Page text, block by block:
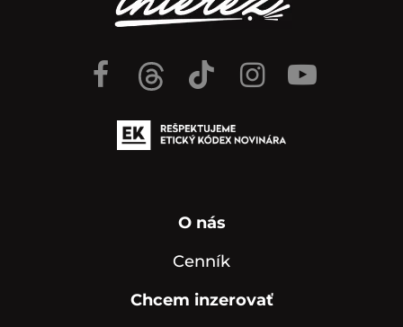
O nás
Cenník
Chcem inzerovať